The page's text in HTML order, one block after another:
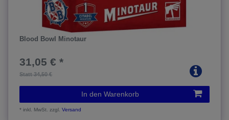
Blood Bowl Minotaur
Statt 34,50 €
31,05 € *
In den Warenkorb
*inkl. MwSt. zzgl.Versand